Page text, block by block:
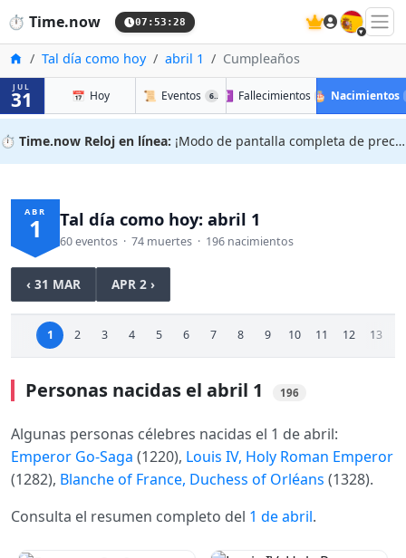
⏱️ Time.now 07:53:29 🇪🇸
InicioTal día como hoy abril 1 Cumpleaños
JUL
31 📅 Hoy 📜 Eventos 60 ✝️ Fallecimientos 74
🎂 Nacimientos
⏱️ Time.now Reloj en línea: ¡Modo de pantalla completa de precisión!
ABR
1 Tal día como hoy: abril 1
60 eventos · 74 muertes · 196 nacimientos
‹ 31 MAR APR 2 ›
1 2 3 4 5 6 7 8 9 10 11 12 13
Personas nacidas el abril 1 196
Algunas personas célebres nacidas el 1 de abril:
Emperor Go-Saga (1220), Louis IV, Holy Roman Emperor
(1282), Blanche of France, Duchess of Orléans (1328).
Consulta el resumen completo del 1 de abril.